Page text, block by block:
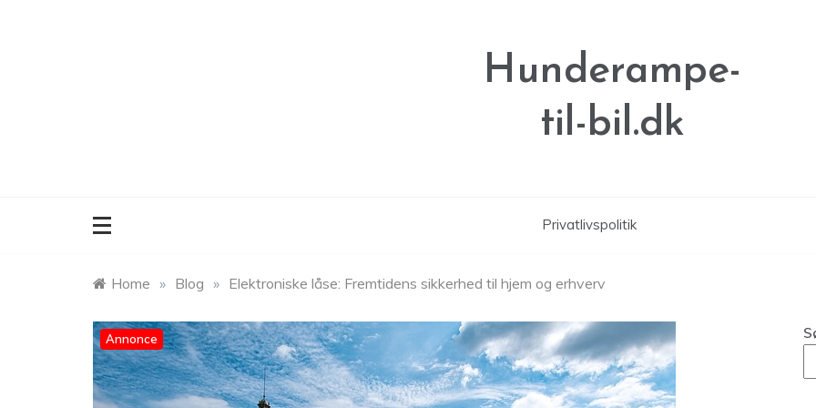
Hunderampe-
til-bil.dk
Privatlivspolitik
Home » Blog » Elektroniske låse: Fremtidens sikkerhed til hjem og erhverv
Annonce